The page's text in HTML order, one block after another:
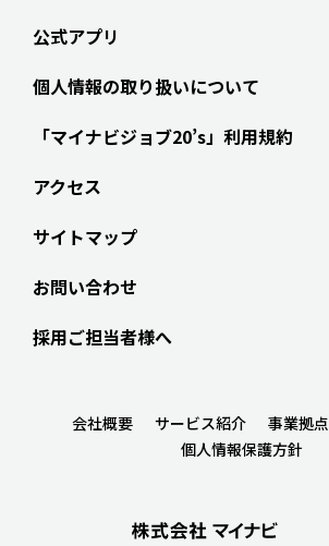
公式アプリ
個人情報の取り扱いについて
「マイナビジョブ20’s」利用規約
アクセス
サイトマップ
お問い合わせ
採用ご担当者様へ
会社概要 サービス紹介 事業拠点
個人情報保護方針